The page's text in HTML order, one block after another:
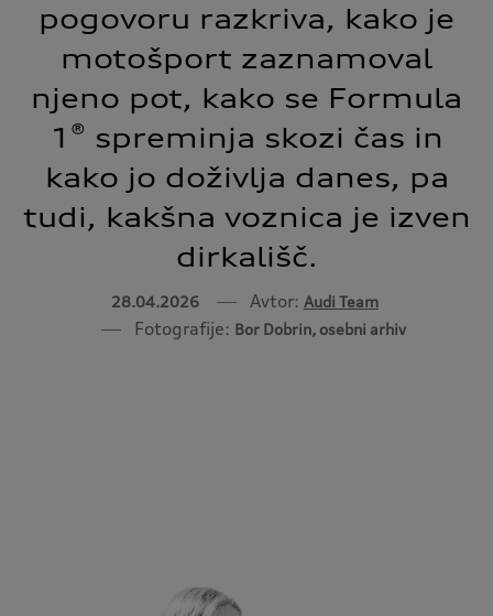
pogovoru razkriva, kako je
motošport zaznamoval
njeno pot, kako se Formula
1 ® spreminja skozi čas in
kako jo doživlja danes, pa
tudi, kakšna voznica je izven
dirkališč.
28.04.2026 Avtor: Audi Team
Fotografije: Bor Dobrin, osebni arhiv